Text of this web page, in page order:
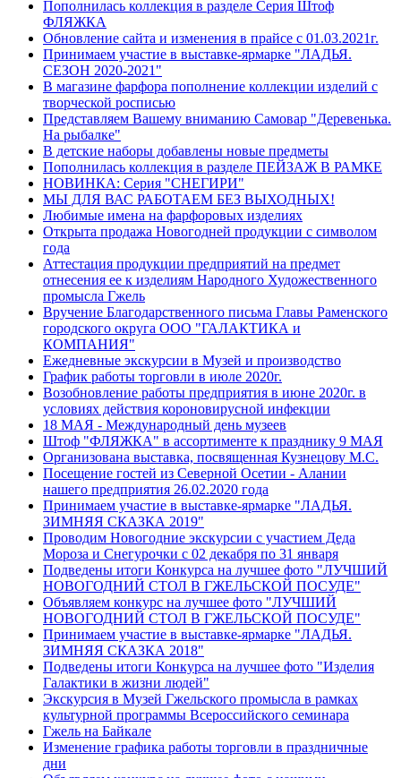
Пополнилась коллекция в разделе Серия Штоф
ФЛЯЖКА
Обновление сайта и изменения в прайсе с 01.03.2021г.
Принимаем участие в выставке-ярмарке "ЛАДЬЯ.
СЕЗОН 2020-2021"
В магазине фарфора пополнение коллекции изделий с
творческой росписью
Представляем Вашему вниманию Самовар "Деревенька.
На рыбалке"
В детские наборы добавлены новые предметы
Пополнилась коллекция в разделе ПЕЙЗАЖ В РАМКЕ
НОВИНКА: Серия "СНЕГИРИ"
МЫ ДЛЯ ВАС РАБОТАЕМ БЕЗ ВЫХОДНЫХ!
Любимые имена на фарфоровых изделиях
Открыта продажа Новогодней продукции с символом
года
Аттестация продукции предприятий на предмет
отнесения ее к изделиям Народного Художественного
промысла Гжель
Вручение Благодарственного письма Главы Раменского
городского округа ООО "ГАЛАКТИКА и
КОМПАНИЯ"
Ежедневные экскурсии в Музей и производство
График работы торговли в июле 2020г.
Возобновление работы предприятия в июне 2020г. в
условиях действия короновирусной инфекции
18 МАЯ - Международный день музеев
Штоф "ФЛЯЖКА" в ассортименте к празднику 9 МАЯ
Организована выставка, посвященная Кузнецову М.С.
Посещение гостей из Северной Осетии - Алании
нашего предприятия 26.02.2020 года
Принимаем участие в выставке-ярмарке "ЛАДЬЯ.
ЗИМНЯЯ СКАЗКА 2019"
Проводим Новогодние экскурсии с участием Деда
Мороза и Снегурочки с 02 декабря по 31 января
Подведены итоги Конкурса на лучшее фото "ЛУЧШИЙ
НОВОГОДНИЙ СТОЛ В ГЖЕЛЬСКОЙ ПОСУДЕ"
Объявляем конкурс на лучшее фото "ЛУЧШИЙ
НОВОГОДНИЙ СТОЛ В ГЖЕЛЬСКОЙ ПОСУДЕ"
Принимаем участие в выставке-ярмарке "ЛАДЬЯ.
ЗИМНЯЯ СКАЗКА 2018"
Подведены итоги Конкурса на лучшее фото "Изделия
Галактики в жизни людей"
Экскурсия в Музей Гжельского промысла в рамках
культурной программы Всероссийского семинара
Гжель на Байкале
Изменение графика работы торговли в праздничные
дни